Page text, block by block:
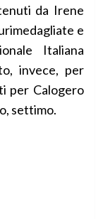
da Irene
e
Italiana
invece, per
per Calogero
settimo.